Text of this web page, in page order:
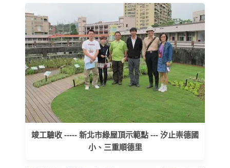
竣工驗收 ----- 新北市綠屋頂示範點 --- 汐止崇德國
小、三重順德里